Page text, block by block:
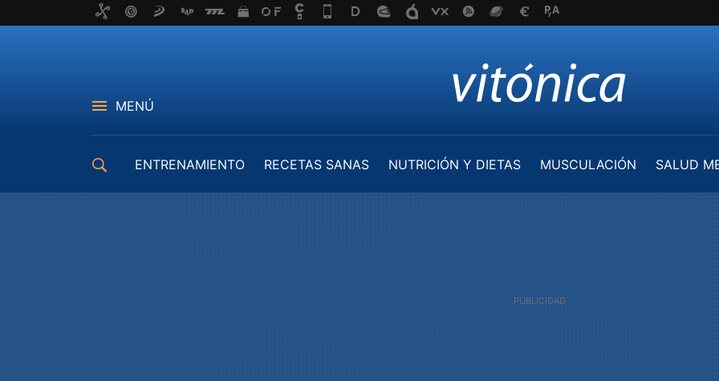
MENÚ
ENTRENAMIENTO RECETAS SANAS NUTRICIÓN Y DIETAS MUSCULACIÓN
SALUD